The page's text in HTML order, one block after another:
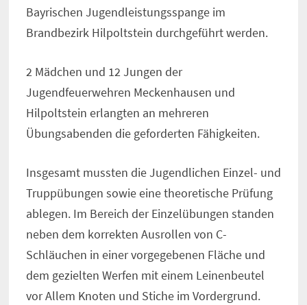
Bayrischen Jugendleistungsspange im
Brandbezirk Hilpoltstein durchgeführt werden.
2 Mädchen und 12 Jungen der
Jugendfeuerwehren Meckenhausen und
Hilpoltstein erlangten an mehreren
Übungsabenden die geforderten Fähigkeiten.
Insgesamt mussten die Jugendlichen Einzel- und
Truppübungen sowie eine theoretische Prüfung
ablegen. Im Bereich der Einzelübungen standen
neben dem korrekten Ausrollen von C-
Schläuchen in einer vorgegebenen Fläche und
dem gezielten Werfen mit einem Leinenbeutel
vor Allem Knoten und Stiche im Vordergrund.